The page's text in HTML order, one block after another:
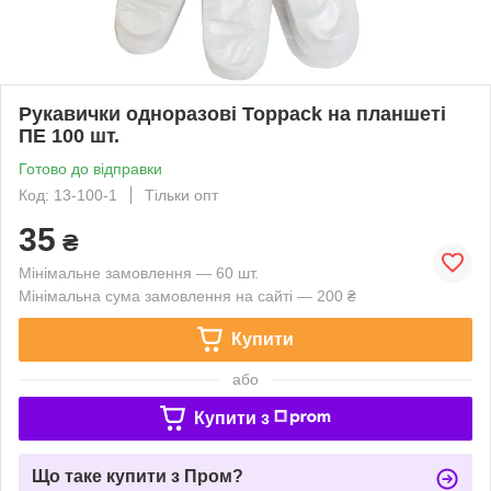
Рукавички одноразові Toppack на планшеті
ПЕ 100 шт.
Готово до відправки
Код: 13-100-1
Тільки опт
35 ₴
Мінімальне замовлення — 60 шт.
Мінімальна сума замовлення на сайті — 200 ₴
Купити
або
Купити з
Що таке купити з Пром?